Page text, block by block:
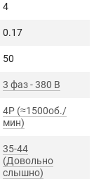
4
0.17
50
3 фаз - 380 В
4P (≈1500об./
мин)
35-44
(Довольно
слышно)